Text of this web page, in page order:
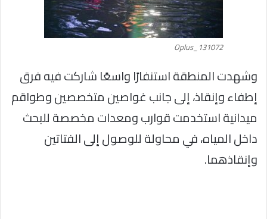
Oplus_131072
وشهدت المنطقة استنفارًا واسعًا شاركت فيه فرق
إطفاء وإنقاذ، إلى جانب غواصين متخصصين وطواقم
ميدانية استخدمت قوارب ومعدات مخصصة للبحث
داخل المياه، في محاولة للوصول إلى الفتاتين
وإنقاذهما.